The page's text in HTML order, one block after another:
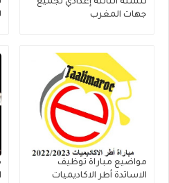
جهات المغرب
مواضيع مباراة توظيف
الاساتدة أطر الاكاديميات